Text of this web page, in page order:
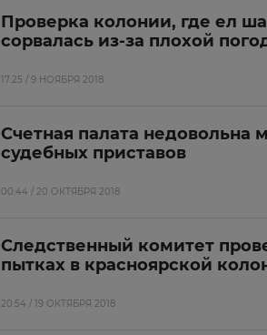
Проверка колонии, где ел
сорвалась из-за плохой
17:25 / 9 НОЯБРЯ 2018
Счетная палата недовольна
судебных приставов
00:44 / 20 ОКТЯБРЯ 2018
Следственный комитет
пытках в красноярской
20:54 / 19 ОКТЯБРЯ 2018